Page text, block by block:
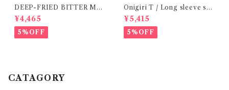
DEEP-FRIED BITTER ME
LON T SHIRT/ 揚げたてゴー
ヤtシャツ 在庫限りで終了
¥4,465
5%OFF
Onigiri T / Long sleeve shi
rt 在庫限りで終了
¥5,415
5%OFF
CATAGORY